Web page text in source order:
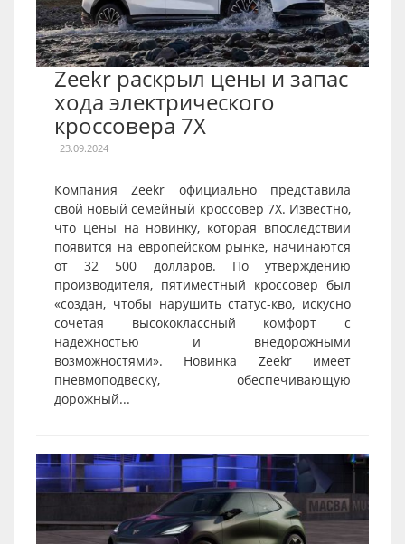
Zeekr раскрыл цены и запас
хода электрического
кроссовера 7X
23.09.2024
Компания Zeekr официально представила
свой новый семейный кроссовер 7X. Известно,
что цены на новинку, которая впоследствии
появится на европейском рынке, начинаются
от 32 500 долларов. По утверждению
производителя, пятиместный кроссовер был
«создан, чтобы нарушить статус-кво, искусно
сочетая высококлассный комфорт с
надежностью и внедорожными
возможностями». Новинка Zeekr имеет
пневмоподвеску, обеспечивающую
дорожный...